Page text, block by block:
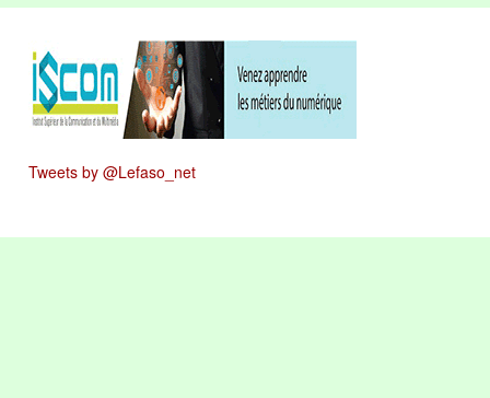
Tweets by @Lefaso_net